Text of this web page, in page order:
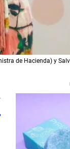
de Hacienda) y